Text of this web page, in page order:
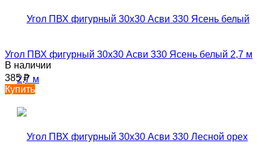
Угол ПВХ фигурный 30х30 Асви 330 Ясень белый 2,7 м
В наличии
385₽
Купить